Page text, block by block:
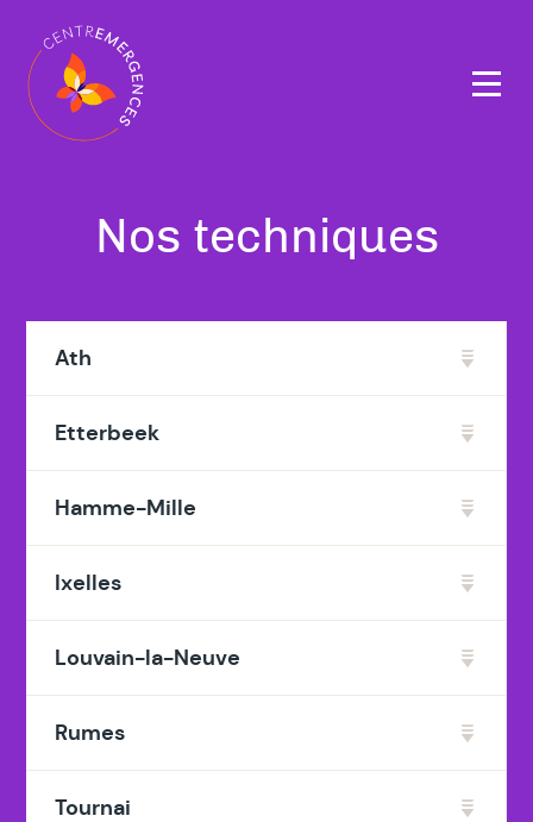
Nos techniques
Ath
Etterbeek
Hamme-Mille
Ixelles
Louvain-la-Neuve
Rumes
Tournai
Navigation
principale